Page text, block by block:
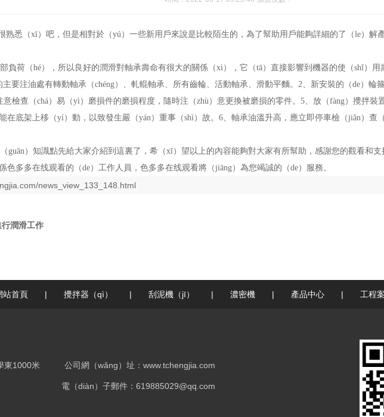
熟悉（xī）吧，但是相對於（yú）一些新用戶來說是比較陌生的，為了幫助用戶能夠詳細的了（le）解
負荷（hé），所以良好的潤滑對軸承壽命有很大的關係（xì），它（tā）直接影響到機器的使（shǐ）
要注油處有轉動軸承（chéng）、軋輥軸承、所有齒輪、活動軸承、滑動平麵。2、新安裝的（de）
檢查（chá）易（yì）磨損件的磨損程度，隨時注（zhù）意更換被磨損的零件。5、放（fàng）攪拌
在底架上移（yí）動，以致發生嚴（yán）重事（shì）故。6、軸承油溫升高，應立即停車檢（jiǎn）查
guān）知識點先給大家介紹到這裏了，希（xī）望以上的內容能夠對大家有所幫助，感謝您的觀看和
色多多在线观看的（de）工作人員，色多多在线观看將（jiāng）為您竭誠的（de）服務。
news_view_133_148.html
潤滑工作
站首頁 | 攪拌器（qì） | 刮泥機（jī） | 濃密機 | 產品中心 | 工程
東1000米 公司網（wǎng）址：www.tchengjia.com
電（diàn）子郵件：619885029@qq.com